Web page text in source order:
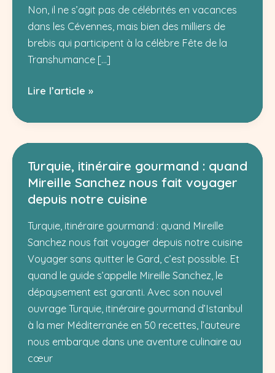
Non, il ne s’agit pas de célébrités en vacances
dans les Cévennes, mais bien des milliers de
brebis qui participent à la célèbre Fête de la
Transhumance […]
Fête
la
Transhumance
l’Espérou
:
quand
les
brebis
deviennent
les
stars
du
week-
end
Lire l’article »
Turquie, itinéraire gourmand : quand
Mireille Sanchez nous fait voyager
depuis notre cuisine
Turquie, itinéraire gourmand : quand Mireille
Sanchez nous fait voyager depuis notre cuisine
Voyager sans quitter le Gard, c’est possible. Et
quand le guide s’appelle Mireille Sanchez, le
dépaysement est garanti. Avec son nouvel
ouvrage Turquie, itinéraire gourmand d’Istanbul
à la mer Méditerranée en 50 recettes, l’auteure
nous embarque dans une aventure culinaire au
cœur